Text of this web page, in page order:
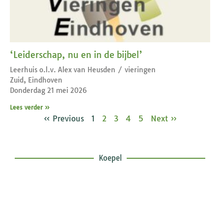
‘Leiderschap, nu en in de bijbel’
Leerhuis o.l.v. Alex van Heusden / vieringen
Zuid, Eindhoven
Donderdag 21 mei 2026
Lees verder »
« Previous 1 2 3 4 5 Next »
Koepel